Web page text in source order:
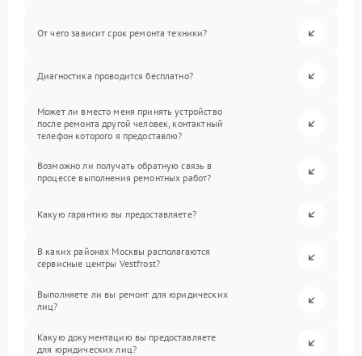
От чего зависит срок ремонта техники?
Диагностика проводится бесплатно?
Может ли вместо меня принять устройство
после ремонта другой человек, контактный
телефон которого я предоставлю?
Возможно ли получать обратную связь в
процессе выполнения ремонтных работ?
Какую гарантию вы предоставляете?
В каких районах Москвы располагаются
сервисные центры Vestfrost?
Выполняете ли вы ремонт для юридических
лиц?
Какую документацию вы предоставляете
для юридических лиц?